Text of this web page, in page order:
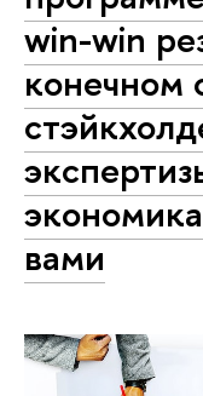
win-win
конечном
вами